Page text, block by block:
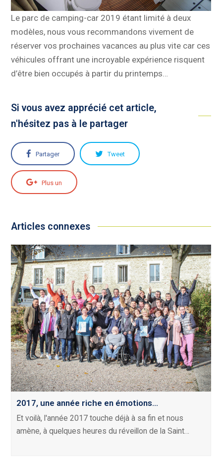
Le parc de camping-car 2019 étant limité à deux
modèles, nous vous recommandons vivement de
réserver vos prochaines vacances au plus vite car ces
véhicules offrant une incroyable expérience risquent
d’être bien occupés à partir du printemps…
Si vous avez apprécié cet article,
n'hésitez pas à le partager
Partager Tweet
Plus un
Articles connexes
2017, une année riche en émotions…
Et voilà, l'année 2017 touche déjà à sa fin et nous
amène, à quelques heures du réveillon de la Saint…